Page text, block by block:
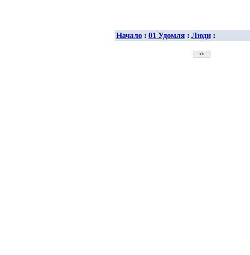
Начало: 01 Удомля: Люди: